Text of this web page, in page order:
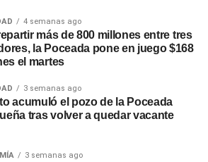
4 semanas ago
más de 800 millones entre tres
la Poceada pone en juego $168
el martes
3 semanas ago
acumuló el pozo de la Poceada
tras volver a quedar vacante
3 semanas ago